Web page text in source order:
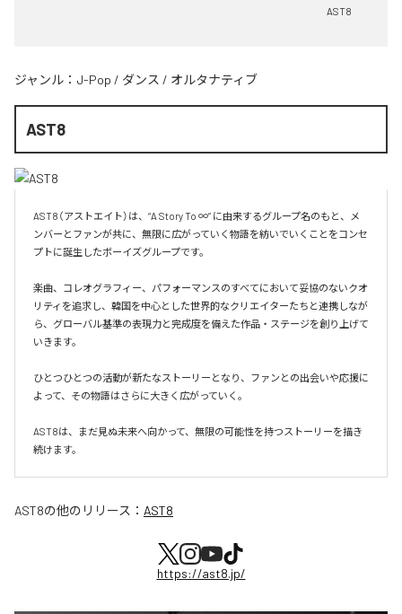
AST8
ジャンル： J-Pop / ダンス / オルタナティブ
AST8
AST8（アストエイト）は、“A Story To ∞” に由来するグループ名のもと、メ
ンバーとファンが共に、無限に広がっていく物語を紡いでいくことをコンセ
プトに誕生したボーイズグループです。
楽曲、コレオグラフィー、パフォーマンスのすべてにおいて妥協のないクオ
リティを追求し、韓国を中心とした世界的なクリエイターたちと連携しなが
ら、グローバル基準の表現力と完成度を備えた作品・ステージを創り上げて
いきます。
ひとつひとつの活動が新たなストーリーとなり、ファンとの出会いや応援に
よって、その物語はさらに大きく広がっていく。
AST8は、まだ見ぬ未来へ向かって、無限の可能性を持つストーリーを描き
続けます。
AST8の他のリリース： AST8
https://ast8.jp/